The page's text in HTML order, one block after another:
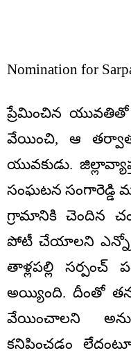
Nomination for
ప్రేమించిన యువతితో
వేయించి, ఆ తర్వాత
యువకుడు.
సంఘటన సంగారెడ్డి
గ్రామానికి చెందిన
పోటీ చేయాలని ఎన్నో
తాళ్లపల్లి సర్పంచ్‌
అయ్యింది. దీంతో
వేయించాలని
కనిపించడం లేదంటూ